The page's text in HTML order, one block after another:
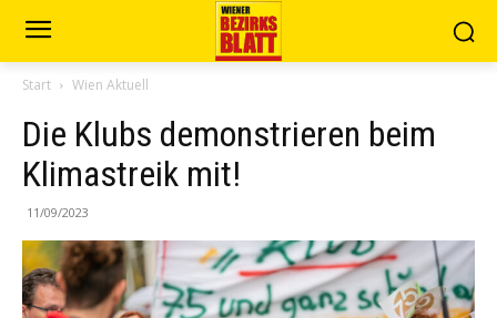
Start Wien Aktuell
Die Klubs demonstrieren beim
Klimastreik mit!
11/09/2023